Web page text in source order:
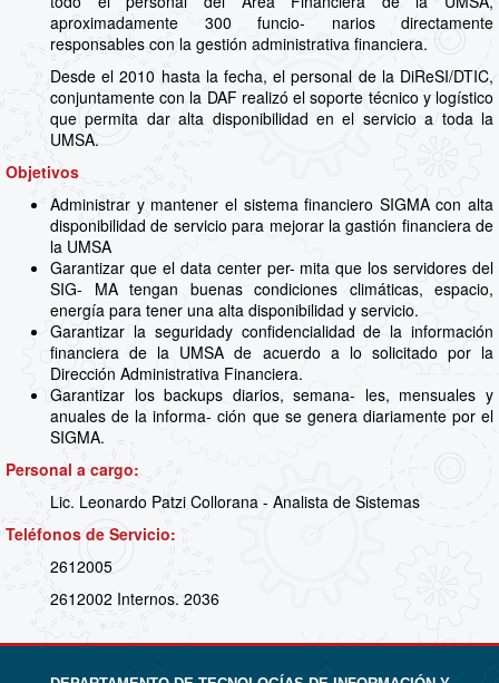
aproximadamente 300 funcio- narios directamente
responsables con la gestión administrativa financiera.
Desde el 2010 hasta la fecha, el personal de la DiReSI/DTIC,
conjuntamente con la DAF realizó el soporte técnico y logístico
que permita dar alta disponibilidad en el servicio a toda la
UMSA.
Objetivos
Administrar y mantener el sistema financiero SIGMA con alta
disponibilidad de servicio para mejorar la gastión financiera de
la UMSA
Garantizar que el data center per- mita que los servidores del
SIG- MA tengan buenas condiciones climáticas, espacio,
energía para tener una alta disponibilidad y servicio.
Garantizar la seguridady confidencialidad de la información
financiera de la UMSA de acuerdo a lo solicitado por la
Dirección Administrativa Financiera.
Garantizar los backups diarios, semana- les, mensuales y
anuales de la informa- ción que se genera diariamente por el
SIGMA.
Personal a cargo:
Lic. Leonardo Patzi Collorana - Analista de Sistemas
Teléfonos de Servicio:
2612005
2612002 Internos. 2036